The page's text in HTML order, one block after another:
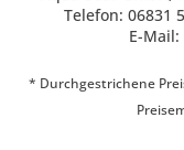
Telefon: 06831
E-
* Durchgestrichene